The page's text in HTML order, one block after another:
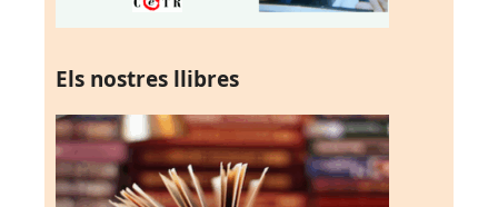
Els nostres llibres